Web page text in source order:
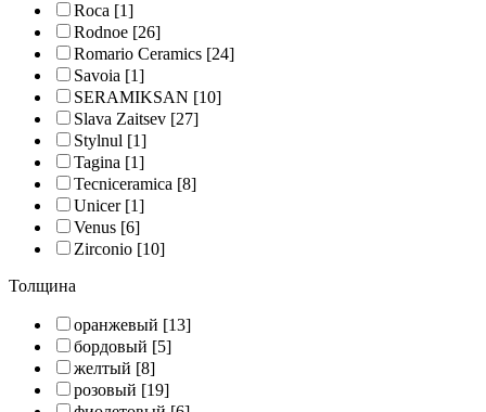
Roca [1]
Rodnoe [26]
Romario Ceramics [24]
Savoia [1]
SERAMIKSAN [10]
Slava Zaitsev [27]
Stylnul [1]
Tagina [1]
Tecniceramica [8]
Unicer[1]
Venus [6]
Zirconio [10]
Толщина
оранжевый [13]
бордовый [5]
желтый [8]
розовый [19]